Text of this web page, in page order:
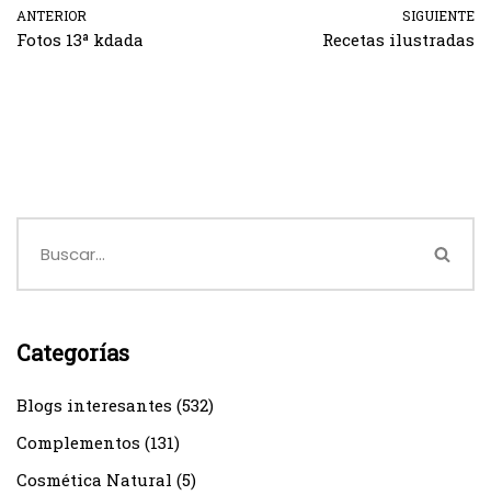
ANTERIOR
Fotos 13ª kdada
SIGUIENTE
Recetas ilustradas
Categorías
Blogs interesantes (532)
Complementos (131)
Cosmética Natural (5)